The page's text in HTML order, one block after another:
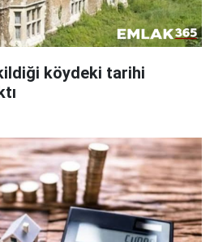
köydeki tarihi